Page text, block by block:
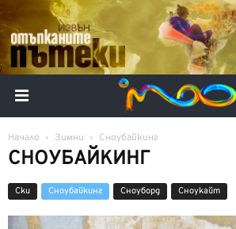
Начало Зимни Сноубайкинг
СНОУБАЙКИНГ
Ски Сноубайкинг Сноуборд Сноукайт